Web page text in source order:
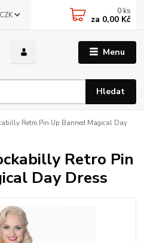
Menu
CZK
Hledat
0 ks
za 0,00 Kč
Retro Pin Up Banned Magical Day
Retro Pin
Day Dress